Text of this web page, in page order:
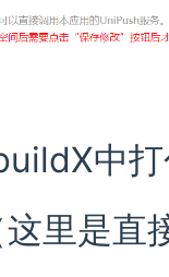
中
里是直